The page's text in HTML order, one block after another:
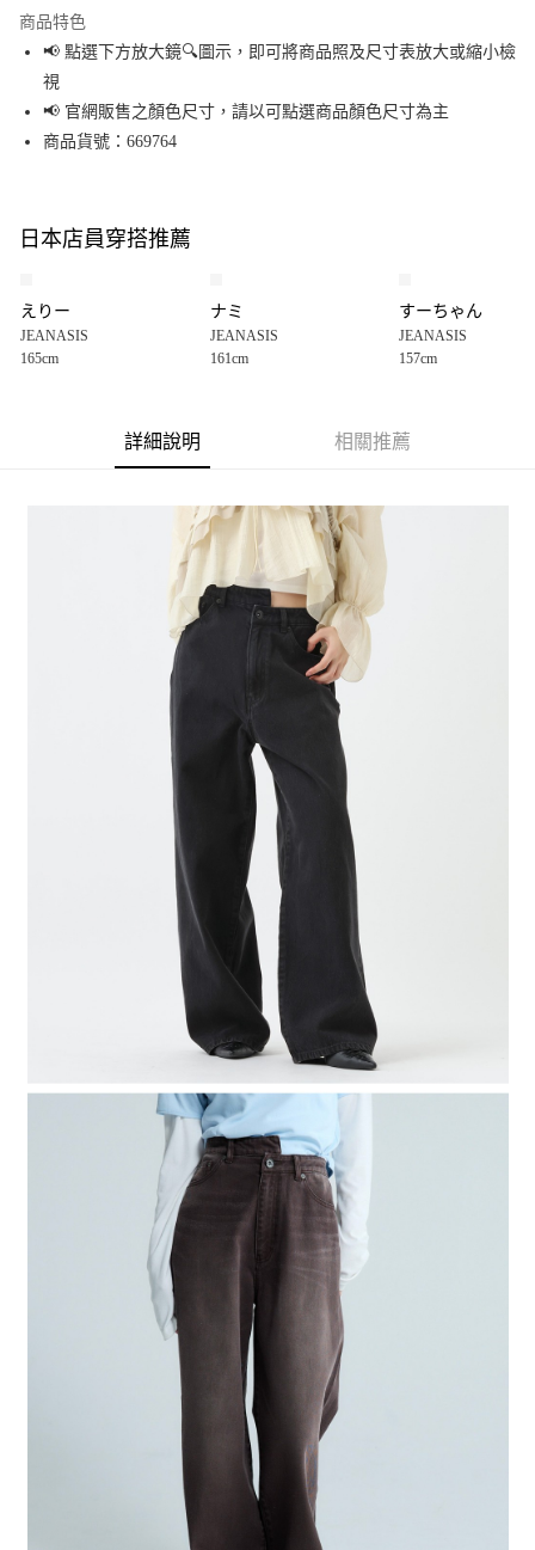
Apple Pay
街口支付
悠遊付
全盈+PAY
【大哥付你分期使用說明】
1.本服務由台灣大哥大提供，台灣大哥大用戶可立即使用無須另外申請。
2.付款方式選擇「大哥付你分期」，訂單成立後會自動跳轉到大哥付的交易
3.實際核准額度、可分期數及費用金額請依後續交易確認頁面所載為準。
4.訂單成立30分鐘內，如未前往確認交易或遇審核未通過，訂單將自動取
消。如遇「轉專審核」未通過狀況，表示未達大哥付你分期系統評分，恕無
1.分期款項不併入電信帳單，「大哥付你分期」於每月結算日後寄送繳費提
2.透過簡訊連結打開帳單後，可選擇「超商條碼／台灣大直營門市／銀行轉
帳／街口支付／iPASS MONEY」等通路繳費。
1.本服務係由「台灣大哥大股份有限公司」（以下簡稱本公司）所提供，讓
用戶於交易時，得透過本服務購買商品或服務，並由商店將買賣／分期付款
買賣價金債權讓與本公司後，依約使用本公司帳單繳交帳款。
2.基於同意付款使用「大哥付你分期」之契約關係目的，商店將以您的個人
資料（包含姓名、電話或地址）提供予台灣大哥大進項蒐集、處理及利用，
由本公司與您本人進行分期帳單所需資料之確認、核對及更正。
3.完整用戶服務條款，請詳閱以下連結：https://oppay.tw/userRule
AFTEE先享後付
３．安心：先確認商品／服務後，再付款。
【「AFTEE先享後付」結帳流程】
１．於結帳方式選擇「AFTEE先享後付」後，將跳轉至「AFTEE先享後付」
結帳頁面，進行簡訊認證並確認金額後，即可完成結帳。
２．訂單成立數日內，您將收到繳費通知簡訊。
３．收到繳費通知簡訊後14天內，點擊此簡訊中的連結，可透過四大超商／
ATM／網路銀行／等多元方式進行付款，方視為交易完成。
※ 請注意：結帳手續完成當下不需立刻繳費，但若您需要取消訂單，請聯絡
購買商品的店家。未經商家同意取消之訂單仍視為有效，需透過AFTEE先享
※ 交易是否成功請以「AFTEE先享後付 」之結帳頁面顯示為準，若有關於
是否繳費成功／繳費後需取消欲退款等相關疑問，請聯繫「AFTEE先享後付
https://netprotections.freshdesk.com/support/home
１．透過由恩沛科技股份有限公司提供之「AFTEE先享後付」服務完成之交
易，需依本服務之必要範圍內提供個人資料，並將交易相關給付款項請求債
權轉讓予恩沛科技股份有限公司。
２．關於個人資料處理事宜，請瀏覽以下網址：
https://aftee.tw/terms/#terms3
３．未成年的使用者請事先徵得法定代理人或監護人之同意方可使用
「AFTEE先享後付」，若未經同意申辦者引起之損失，本公司不負相關責
４．使用「AFTEE先享後付」時，將依據個別帳號之用戶狀況，依本公司即
時審查核予不同之上限額度；若仍有額度不足之情形，本公司將視審查結果
５．嚴禁一人註冊多個帳號或使用他人資訊註冊。若發現惡意使用之情形，
恩沛科技股份有限公司將有權停止該用戶之使用額度並採取法律行動。
全家 取貨付款
每筆NT$80，滿NT$1,500(含以上)免運費
每筆NT$80，滿NT$1,500(含以上)免運費
每筆NT$80，滿NT$1,500(含以上)免運費
每筆NT$80，滿NT$1,500(含以上)免運費
每筆NT$80，滿NT$1,500(含以上)免運費
商品特色
📢 點選下方放大鏡🔍圖示，即可將商品照及尺寸表放大或縮小檢
視
📢 官網販售之顏色尺寸，請以可點選商品顏色尺寸為主
商品貨號：669764
日本店員穿搭推薦
えりー
JEANASIS
165cm
ナミ
JEANASIS
161cm
すーちゃん
JEANASIS
157cm
詳細說明 相關推薦